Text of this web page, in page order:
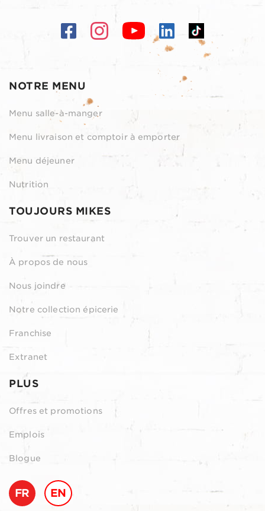
NOTRE MENU
Menu salle-à-manger
Menu livraison et comptoir à emporter
Menu déjeuner
Nutrition
TOUJOURS MIKES
Trouver un restaurant
À propos de nous
Nous joindre
Notre collection épicerie
Franchise
Extranet
PLUS
Offres et promotions
Emplois
Blogue
FR EN